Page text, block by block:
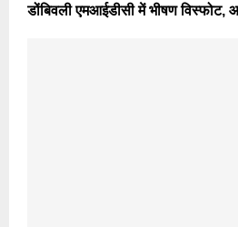
डोंबिवली एमआईडीसी में भीषण विस्फोट,